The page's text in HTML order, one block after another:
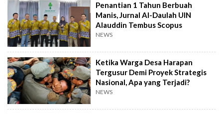
Penantian 1 Tahun Berbuah
Manis, Jurnal Al-Daulah UIN
Alauddin Tembus Scopus
NEWS
Ketika Warga Desa Harapan
Tergusur Demi Proyek Strategis
Nasional, Apa yang Terjadi?
NEWS